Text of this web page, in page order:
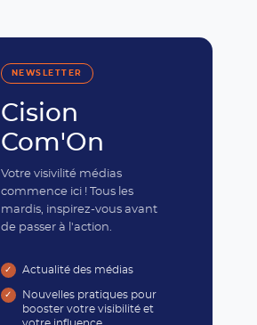
NEWSLETTER
Cision
Com'On
Votre visivilité médias
commence ici ! Tous les
mardis, inspirez-vous avant
de passer à l'action.
Actualité des médias
Nouvelles pratiques pour
booster votre visibilité et